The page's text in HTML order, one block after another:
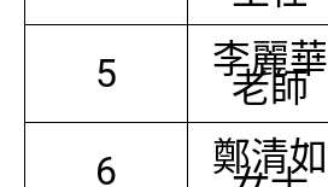
5 李麗華
老師
6 鄭清如